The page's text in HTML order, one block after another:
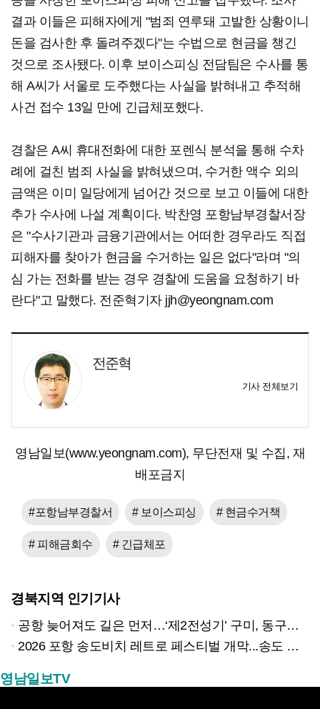
결과 이들은 피해자에게 "범죄 연루돼 고발한 상황이니
돈을 검사한 후 돌려주겠다"는 수법으로 현금을 챙긴
것으로 조사됐다. 이후 보이스피싱 전담팀은 수사를 통
해 A씨가 서울로 도주했다는 사실을 밝혀내고 추적해
사건 접수 13일 만에 긴급체포했다.
경찰은 A씨 휴대전화에 대한 포렌식 분석을 통해 수차
례에 걸친 범죄 사실을 밝혀냈으며, 수거한 액수 외의
금액은 이미 일당에게 넘어간 것으로 보고 이들에 대한
추가 수사에 나설 계획이다. 박찬영 포항남부경찰서장
은 "수사기관과 금융기관에서는 어떠한 경우라도 직접
피해자를 찾아가 현금을 수거하는 일은 없다"라며 "의
심 가는 전화를 받는 경우 경찰에 도움을 요청하기 바
란다"고 말했다. 전준혁기자 jjh@yeongnam.com
전준혁
기사 전체보기
영남일보(www.yeongnam.com), 무단전재 및 수집, 재
배포금지
#포항남부경찰서 # 보이스피싱 # 현금수거책
# 피해금회수 # 긴급체포
경북지역 인기기사
공항 늦어져도 길은 먼저…‘제2전성기’ 구미, 동구미역 더 절실
2026 포항 송도비치 레트로 페스티벌 개막...송도 밤바다 달군 레트로 열기
영남일보TV